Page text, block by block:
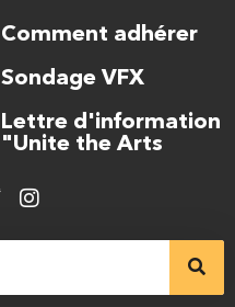
Comment adhérer
Sondage VFX
Lettre d'information
"Unite the Arts